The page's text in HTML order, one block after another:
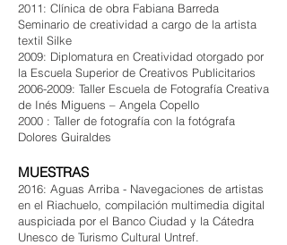
2011: Clínica de obra Fabiana Barreda
Seminario de creatividad a cargo de la artista
textil Silke
2009: Diplomatura en Creatividad otorgado por
la Escuela Superior de Creativos Publicitarios
2006-2009: Taller Escuela de Fotografía Creativa
de Inés Miguens – Angela Copello
2000 : Taller de fotografía con la fotógrafa
Dolores Guiraldes
MUESTRAS
2016: Aguas Arriba - Navegaciones de artistas
en el Riachuelo, compilación multimedia digital
auspiciada por el Banco Ciudad y la Cátedra
Unesco de Turismo Cultural Untref.